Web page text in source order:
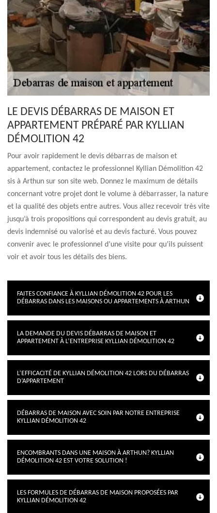
LE DEVIS DÉBARRAS DE MAISON ET
APPARTEMENT PRÉPARÉ PAR KYLLIAN
DÉMOLITION 42
Pour avoir rapidement le devis débarras de maison et
appartement, contactez le professionnel Kyllian Démolition 42
sis à Arthun sur son site web. Donnez le maximum de détails
concernant votre projet dont le volume à débarrasser, la nature
et la qualité des objets entre autres. Vous allez recevoir très vite
jusqu’à trois propositions qui correspondent au devis gratuit, au
devis indemnisé ou valorisé et au devis facturé. Vous pouvez
convenir avec le professionnel d’une visite pour qu’ils puissent
voir et avoir tous les détails des biens.
FAITES CONFIANCE À KYLLIAN DÉMOLITION 42 POUR LES
DÉBARRAS DANS LES MAISONS OU APPARTEMENTS À ARTHUN
LA DEMANDE DU DEVIS DÉBARRAS DE MAISON ET
APPARTEMENT À L’ENTREPRISE KYLLIAN DÉMOLITION 42
L’EFFICACITÉ DE KYLLIAN DÉMOLITION 42 LORS DU DÉBARRAS
D’APPARTEMENT
DÉBARRAS DE MAISON AVEC SOIN PAR NOTRE ENTREPRISE
KYLLIAN DÉMOLITION 42
ENCOMBRANTS DANS UNE MAISON À ARTHUN? KYLLIAN
DÉMOLITION 42 EST VOTRE SOLUTION !
LES FORMULES DE DÉBARRAS DE MAISON PROPOSÉES PAR
KYLLIAN DÉMOLITION 42